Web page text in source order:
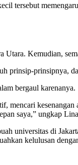
tersebut
Kemudian,
prinsipnya,
bergaul karenanya.
mencari
saya,” ungkap
universitas di
kelulusan